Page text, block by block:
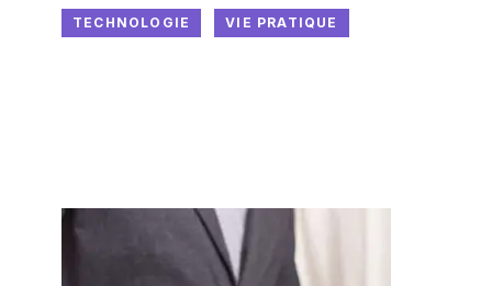
TECHNOLOGIE VIE PRATIQUE